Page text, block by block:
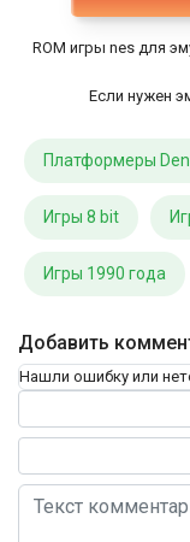
ROM игры nes для
Если нужен
Платформеры
Игры 8 bit
Игры 1990 года
Добавить
Нашли ошибку или